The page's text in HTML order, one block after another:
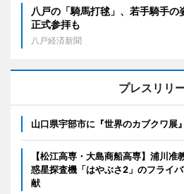
八戸の「騎馬打毬」、若手騎手
正式参拝も
八戸経済新聞
プレスリリ
山口県宇部市に『世界のカブクワ展
【松江高専・大島商船高専】浦川
惑星探査機「はやぶさ2」のフライ
献